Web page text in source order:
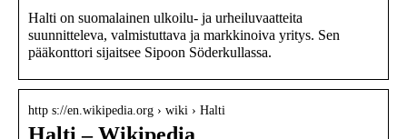
Halti on suomalainen ulkoilu- ja urheiluvaatteita
suunnitteleva, valmistuttava ja markkinoiva yritys. Sen
pääkonttori sijaitsee Sipoon Söderkullassa.
http s://en.wikipedia.org › wiki › Halti